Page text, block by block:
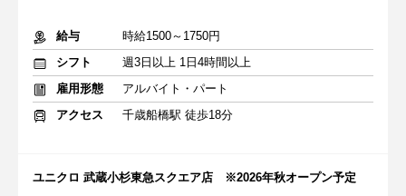
給与
時給1500～1750円
シフト
週3日以上 1日4時間以上
雇用形態
アルバイト・パート
アクセス
千歳船橋駅 徒歩18分
ユニクロ 武蔵小杉東急スクエア店 ※2026年秋オープン予定